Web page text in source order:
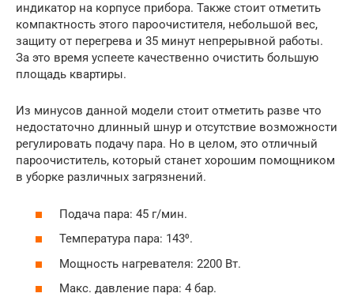
индикатор на корпусе прибора. Также стоит отметить
компактность этого пароочистителя, небольшой вес,
защиту от перегрева и 35 минут непрерывной работы.
За это время успеете качественно очистить большую
площадь квартиры.
Из минусов данной модели стоит отметить разве что
недостаточно длинный шнур и отсутствие возможности
регулировать подачу пара. Но в целом, это отличный
пароочиститель, который станет хорошим помощником
в уборке различных загрязнений.
Подача пара: 45 г/мин.
Температура пара: 143⁰.
Мощность нагревателя: 2200 Вт.
Макс. давление пара: 4 бар.